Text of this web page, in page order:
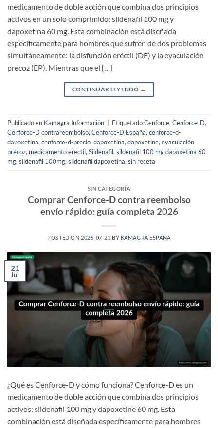
medicamento de doble acción que combina dos principios
activos en un solo comprimido: sildenafil 100 mg y
dapoxetina 60 mg. Esta combinación está diseñada
específicamente para hombres que sufren de dos problemas
simultáneamente: la disfunción eréctil (DE) y la eyaculación
precoz (EP). Mientras que el […]
CONTINUAR LEYENDO →
Publicado en Kamagra Información EtiquetadoCenforce,Cenforce-D,
Cenforce-D contrareembolso,Cenforce-D España,cenforce-d-
dapoxetina,cenforce-d-precio,dapoxetina,dapoxetine,eyaculación
precoz, medicamento erectil,Sildenafil,sildenafil 100 mg dapoxetina 60
mg,sildenafil 100mg,sildenafil dapoxetina,sin receta
SIN CATEGORÍA
Comprar Cenforce-D contra reembolso
envío rápido: guía completa 2026
POSTED ON 2026-07-21 BY KAMAGRA ESPAÑA
21
Jul
¿Qué es Cenforce-D y cómo funciona? Cenforce-D es un
medicamento de doble acción que combina dos principios
activos: sildenafil 100 mg y dapoxetine 60 mg. Esta
combinación está diseñada específicamente para hombres